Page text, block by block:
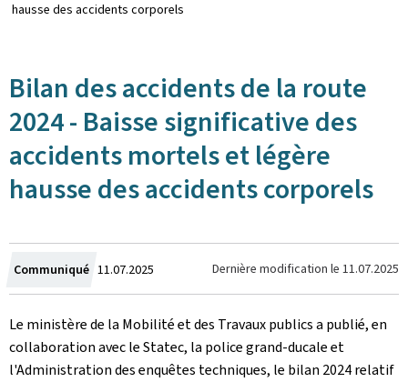
hausse des accidents corporels
Bilan des accidents de la route
2024 - Baisse significative des
accidents mortels et légère
hausse des accidents corporels
Communiqué Crée
le
11.07.2025 Dernière modification le 11.07.2025
Le ministère de la Mobilité et des Travaux publics a publié, en
collaboration avec le Statec, la police grand-ducale et
l'Administration des enquêtes techniques, le bilan 2024 relatif